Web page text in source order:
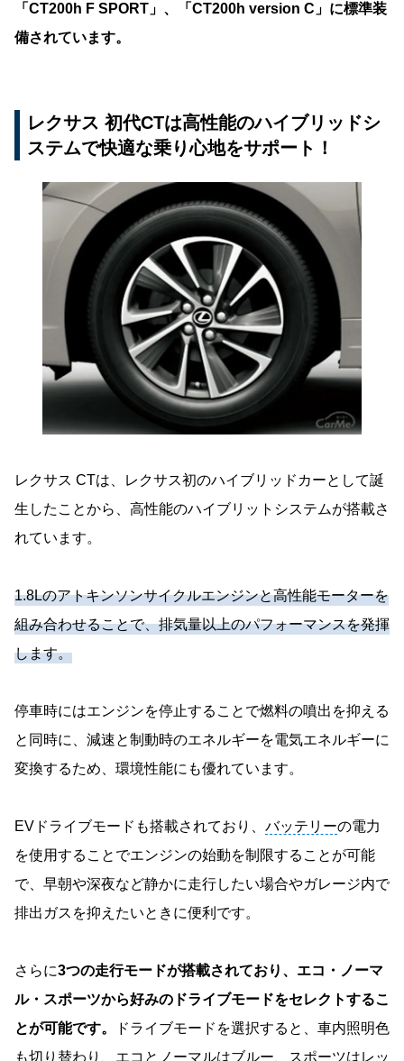
「CT200h F SPORT」、「CT200h version C」に標準装
備されています。
レクサス 初代CTは高性能のハイブリッドシ
ステムで快適な乗り心地をサポート！
レクサス CTは、レクサス初のハイブリッドカーとして誕
生したことから、高性能のハイブリットシステムが搭載さ
れています。
1.8Lのアトキンソンサイクルエンジンと高性能モーターを
組み合わせることで、排気量以上のパフォーマンスを発揮
します。
停車時にはエンジンを停止することで燃料の噴出を抑える
と同時に、減速と制動時のエネルギーを電気エネルギーに
変換するため、環境性能にも優れています。
EVドライブモードも搭載されており、 バッテリーの電力
を使用することでエンジンの始動を制限することが可能
で、早朝や深夜など静かに走行したい場合やガレージ内で
排出ガスを抑えたいときに便利です。
さらに3つの走行モードが搭載されており、エコ・ノーマ
ル・スポーツから好みのドライブモードをセレクトするこ
とが可能です。
ドライブモードを選択すると、車内照明色
も切り替わり、エコとノーマルはブルー、スポーツはレッ